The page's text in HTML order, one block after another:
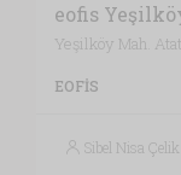
eofis
EOFIS
Sibel Nisa Çelik